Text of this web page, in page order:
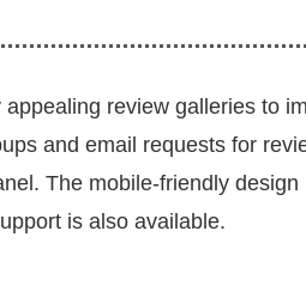
review galleries to
and email requests for
The mobile-friendly
is also available.